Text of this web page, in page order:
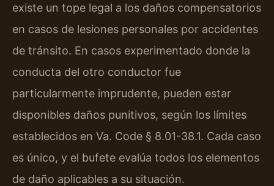
existe un tope legal a los daños compensatorios
en casos de lesiones personales por accidentes
de tránsito. En casos experimentado donde la
conducta del otro conductor fue
particularmente imprudente, pueden estar
disponibles daños punitivos, según los límites
establecidos en Va. Code § 8.01-38.1. Cada caso
es único, y el bufete evalúa todos los elementos
de daño aplicables a su situación.